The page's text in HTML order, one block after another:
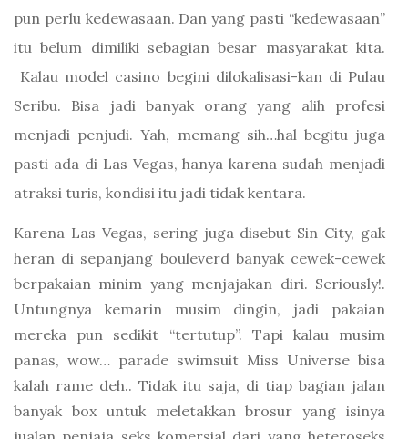
pun perlu kedewasaan. Dan yang pasti “kedewasaan”
itu belum dimiliki sebagian besar masyarakat kita.
Kalau model casino begini dilokalisasi-kan di Pulau
Seribu. Bisa jadi banyak orang yang alih profesi
menjadi penjudi. Yah, memang sih…hal begitu juga
pasti ada di Las Vegas, hanya karena sudah menjadi
atraksi turis, kondisi itu jadi tidak kentara.
Karena Las Vegas, sering juga disebut Sin City, gak
heran di sepanjang bouleverd banyak cewek-cewek
berpakaian minim yang menjajakan diri. Seriously!.
Untungnya kemarin musim dingin, jadi pakaian
mereka pun sedikit “tertutup”. Tapi kalau musim
panas, wow… parade swimsuit Miss Universe bisa
kalah rame deh.. Tidak itu saja, di tiap bagian jalan
banyak box untuk meletakkan brosur yang isinya